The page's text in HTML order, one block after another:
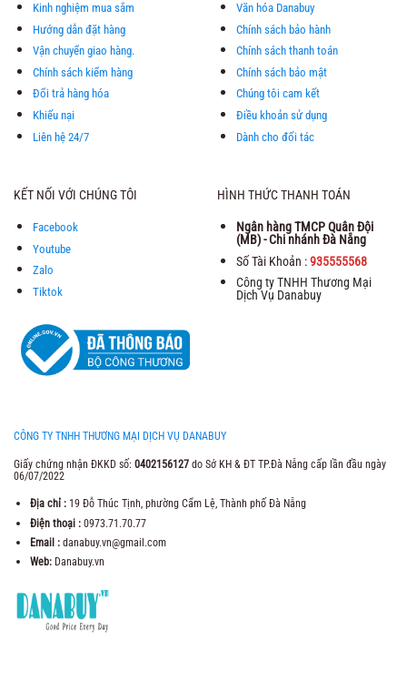
Kinh nghiệm mua sắm
Hướng dẫn đặt hàng
Vận chuyển giao hàng.
Chính sách kiểm hàng
Đổi trả hàng hóa
Khiếu nại
Liên hệ 24/7
Văn hóa Danabuy
Chính sách bảo hành
Chính sách thanh toán
Chính sách bảo mật
Chúng tôi cam kết
Điều khoản sử dụng
Dành cho đối tác
KẾT NỐI VỚI CHÚNG TÔI
Facebook
Youtube
Zalo
Tiktok
HÌNH THỨC THANH TOÁN
Ngân hàng TMCP Quân Đội
(MB) - Chi nhánh Đà Nẵng
Số Tài Khoản :935555568
Công ty TNHH Thương Mại
Dịch Vụ Danabuy
CÔNG TY TNHH THƯƠNG MẠI DỊCH VỤ DANABUY
Giấy chứng nhận ĐKKD số: 0402156127 do Sở KH & ĐT TP.Đà Nẵng cấp lần đầu ngày
06/07/2022
Địa chỉ :19 Đỗ Thúc Tịnh, phường Cẩm Lệ, Thành phố Đà Nẵng
Điện thoại :0973.71.70.77
Email : danabuy.vn@gmail.com
Web: Danabuy.vn